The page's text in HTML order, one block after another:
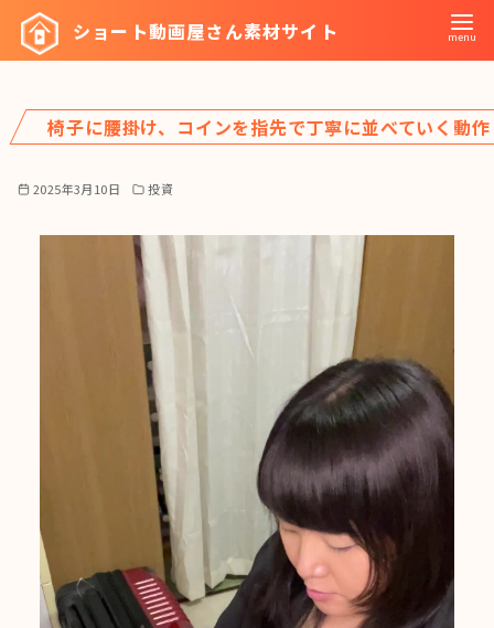
ツ
ショート動画屋さん素材サイト
椅子に腰掛け、コインを指先で丁寧に並べていく動作
2025年3月10日 投資